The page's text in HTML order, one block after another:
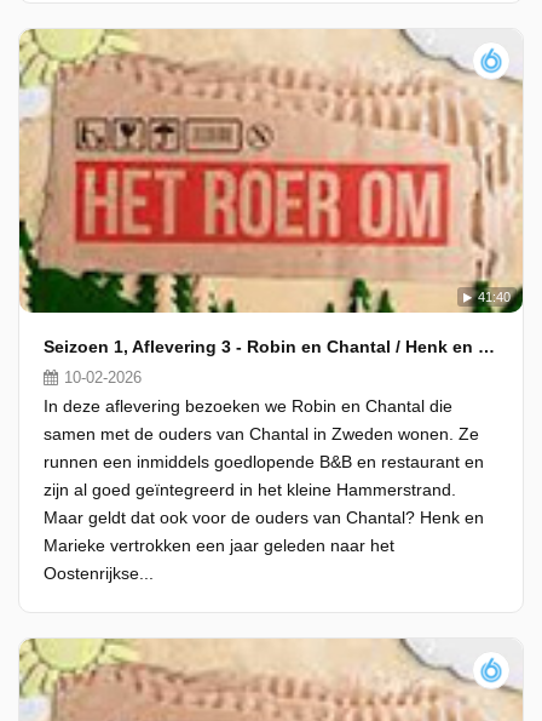
41:40
Seizoen 1, Aflevering 3 - Robin en Chantal / Henk en Marieke
10-02-2026
In deze aflevering bezoeken we Robin en Chantal die
samen met de ouders van Chantal in Zweden wonen. Ze
runnen een inmiddels goedlopende B&B en restaurant en
zijn al goed geïntegreerd in het kleine Hammerstrand.
Maar geldt dat ook voor de ouders van Chantal? Henk en
Marieke vertrokken een jaar geleden naar het
Oostenrijkse...